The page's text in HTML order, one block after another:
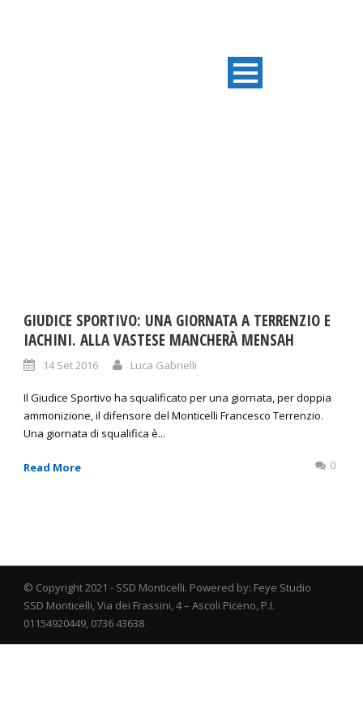
GIUDICE SPORTIVO: UNA GIORNATA A TERRENZIO E
IACHINI. ALLA VASTESE MANCHERÀ MENSAH
14 Set 2016 Luca Gabrielli
Il Giudice Sportivo ha squalificato per una giornata, per doppia
ammonizione, il difensore del Monticelli Francesco Terrenzio.
Una giornata di squalifica è...
Read More 0
© Copyright 2021 - SSD Monticelli. Powered by: Feye Studio
SSD Monticelli, Via dei Frassini, 4 – Ascoli Piceno, P.I.
01154920449, 0736 43638